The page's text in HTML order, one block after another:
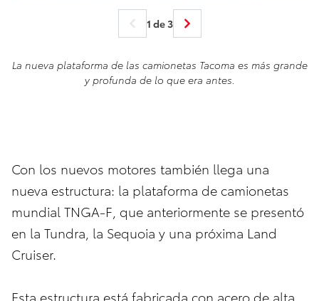
1 de 3
La nueva plataforma de las camionetas Tacoma es más grande
y profunda de lo que era antes.
Con los nuevos motores también llega una
nueva estructura: la plataforma de camionetas
mundial TNGA-F, que anteriormente se presentó
en la Tundra, la Sequoia y una próxima Land
Cruiser.
Esta estructura está fabricada con acero de alta